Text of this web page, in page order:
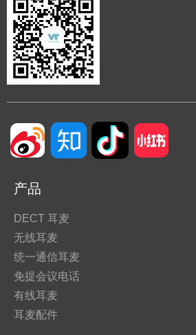
产品
DECT 耳麦
无线耳麦
统一通信耳麦
免提会议电话
有线耳麦
耳麦配件